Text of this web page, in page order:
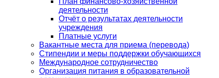
деятельности
Отчёт о результатах деятельности
учреждения
Платные услуги
Вакантные места для приема (перевода)
Стипендии и меры поддержки обучающихся
Международное сотрудничество
Организация питания в образовательной